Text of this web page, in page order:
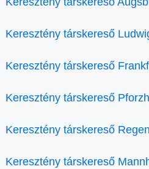
Keresztény társkereső
Keresztény társkereső
Keresztény társkereső
Keresztény társkereső
Keresztény társkereső